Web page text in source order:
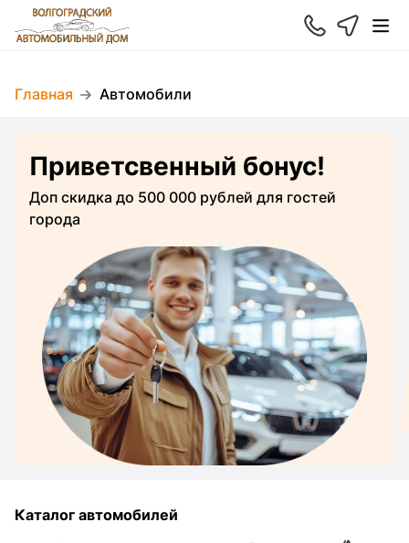
Главная Автомобили
Приветсвенный бонус!
Доп скидка до 500 000 рублей для гостей
города
Каталог автомобилей